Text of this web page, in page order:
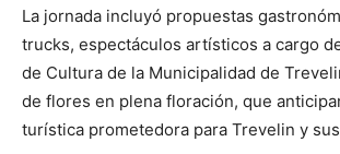
La jornada incluyó propuestas
trucks, espectáculos artísticos a cargo
de Cultura de la Municipalidad de
de flores en plena floración, que
turística prometedora para Trevelin y